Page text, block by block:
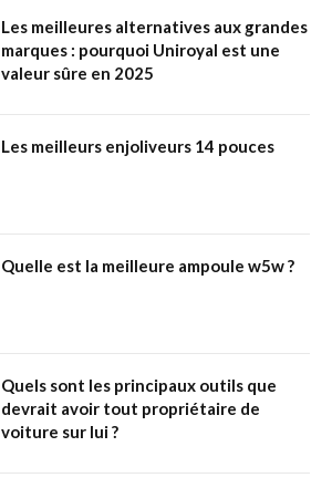
Les meilleures alternatives aux grandes
marques : pourquoi Uniroyal est une
valeur sûre en 2025
Les meilleurs enjoliveurs 14 pouces
Quelle est la meilleure ampoule w5w ?
Quels sont les principaux outils que
devrait avoir tout propriétaire de
voiture sur lui ?